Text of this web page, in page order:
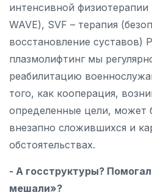
интенсивной физиотерапии
WAVE), SVF – терапия
восстановление суставов)
плазмолифтинг мы
реабилитацию
того, как кооперация,
определенные цели, может
внезапно сложившихся и
обстоятельствах.
- А госструктуры?
мешали»?